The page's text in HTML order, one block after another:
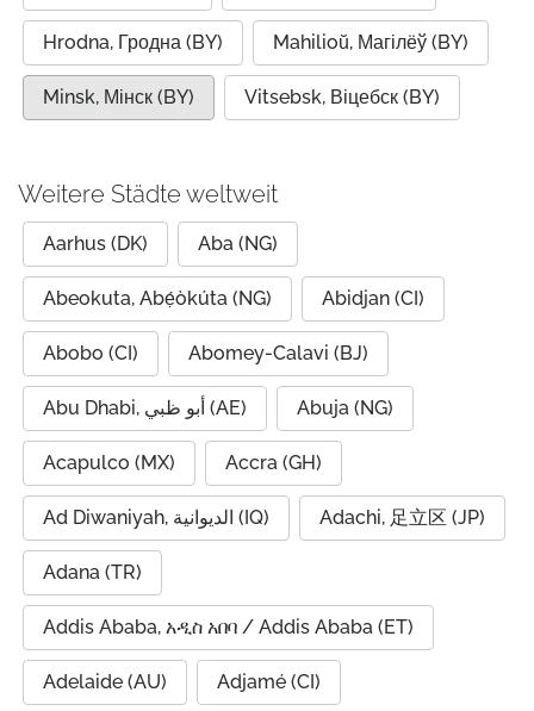
Hrodna, Гродна (BY) Mahilioŭ, Магілёў (BY)
Minsk, Мінск (BY) Vitsebsk, Віцебск (BY)
Weitere Städte weltweit
Aarhus (DK) Aba (NG)
Abeokuta, Abẹ́òkúta (NG) Abidjan (CI)
Abobo (CI) Abomey-Calavi (BJ)
Abu Dhabi, أبو ظبي (AE) Abuja (NG)
Acapulco (MX) Accra (GH)
Ad Diwaniyah, الديوانية (IQ) Adachi, 足立区 (JP)
Adana (TR)
Addis Ababa, አዲስ አበባ / Addis Ababa (ET)
Adelaide (AU) Adjamé (CI)